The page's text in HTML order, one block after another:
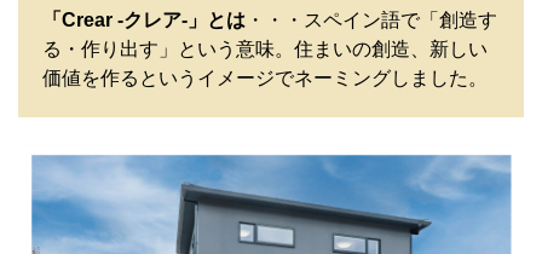
「Crear -クレア-」とは ・・・スペイン語で「創造す
る・作り出す」という意味。住まいの創造、新しい
価値を作るというイメージでネーミングしました。